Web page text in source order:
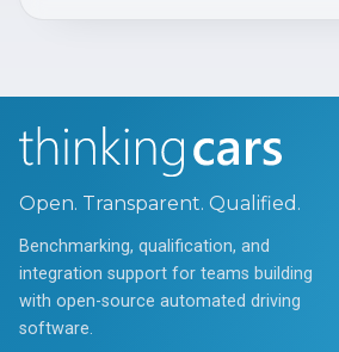
Open. Transparent. Qualified.
Benchmarking, qualification, and
integration support for teams building
with open-source automated driving
software.